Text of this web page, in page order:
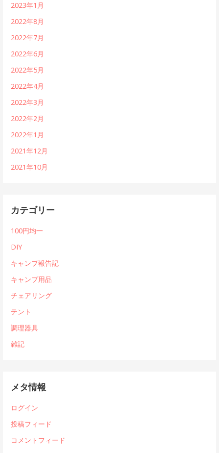
2023年1月
2022年8月
2022年7月
2022年6月
2022年5月
2022年4月
2022年3月
2022年2月
2022年1月
2021年12月
2021年10月
カテゴリー
100円均一
DIY
キャンプ報告記
キャンプ用品
チェアリング
テント
調理器具
雑記
メタ情報
ログイン
投稿フィード
コメントフィード